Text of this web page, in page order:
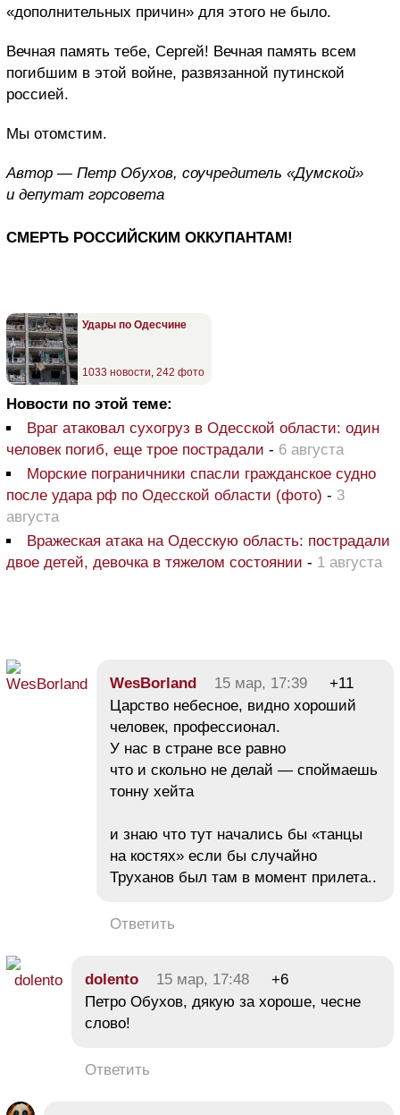
«дополнительных причин» для этого не было.
Вечная память тебе, Сергей! Вечная память всем
погибшим в этой войне, развязанной путинской
россией.
Мы отомстим.
Автор — Петр Обухов, соучредитель «Думской»
и депутат горсовета
СМЕРТЬ РОССИЙСКИМ ОККУПАНТАМ!
Удары по Одесчине
1033 новости, 242 фото
Новости по этой теме:
Враг атаковал сухогруз в Одесской области: один
человек погиб, еще трое пострадали - 6 августа
Морские пограничники спасли гражданское судно
после удара рф по Одесской области (фото) - 3
августа
Вражеская атака на Одесскую область: пострадали
двое детей, девочка в тяжелом состоянии - 1 августа
WesBorland 15 мар, 17:39
+11
Царство небесное, видно хороший
человек, профессионал.
У нас в стране все равно
что и скольно не делай — споймаешь
тонну хейта
и знаю что тут начались бы «танцы
на костях» если бы случайно
Труханов был там в момент прилета..
Ответить
dolento 15 мар, 17:48
+6
Петро Обухов, дякую за хороше, чесне
слово!
Ответить